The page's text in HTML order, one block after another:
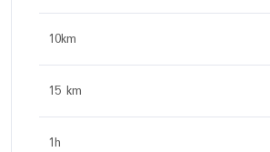
10km
15 km
1h